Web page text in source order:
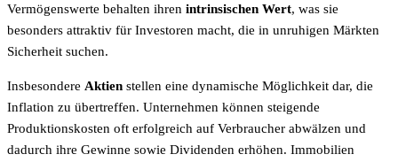
Vermögenswerte behalten ihren intrinsischen Wert, was sie
besonders attraktiv für Investoren macht, die in unruhigen Märkten
Sicherheit suchen.
Insbesondere Aktien stellen eine dynamische Möglichkeit dar, die
Inflation zu übertreffen. Unternehmen können steigende
Produktionskosten oft erfolgreich auf Verbraucher abwälzen und
dadurch ihre Gewinne sowie Dividenden erhöhen. Immobilien